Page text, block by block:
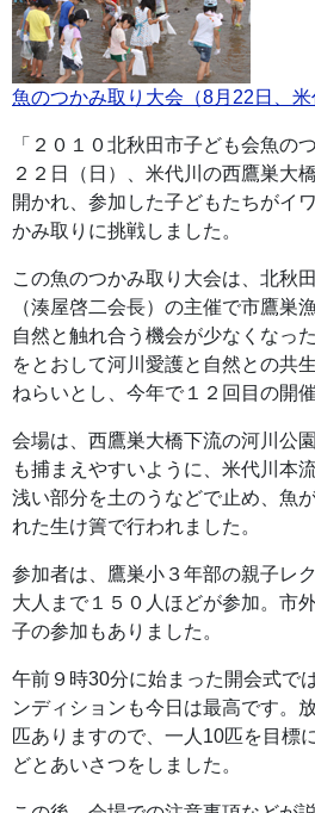
魚のつかみ取り大会（8月22日、米
「２０１０北秋田市子ども会魚の
２２日（日）、米代川の西鷹巣大
開かれ、参加した子どもたちがイ
かみ取りに挑戦しました。
この魚のつかみ取り大会は、北秋
（湊屋啓二会長）の主催で市鷹巣
自然と触れ合う機会が少なくなっ
をとおして河川愛護と自然との共
ねらいとし、今年で１２回目の開
会場は、西鷹巣大橋下流の河川公
も捕まえやすいように、米代川本
浅い部分を土のうなどで止め、魚
れた生け簀で行われました。
参加者は、鷹巣小３年部の親子レ
大人まで１５０人ほどが参加。市
子の参加もありました。
午前９時30分に始まった開会式で
ンディションも今日は最高です。
匹ありますので、一人10匹を目標
どとあいさつをしました。